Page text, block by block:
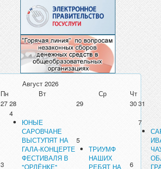
Август 2026
Пн
Вт Ср
Чт
27 28 29 3031
3
4
ЮНЫЕ
САРОВЧАНЕ
ВЫСТУПЯТ НА
ГАЛА-КОНЦЕРТЕ
ФЕСТИВАЛЯ В
"ОРЛЁНКЕ"
5
ТРИУМФ
НАШИХ
РЕБЯТ НА
6
7